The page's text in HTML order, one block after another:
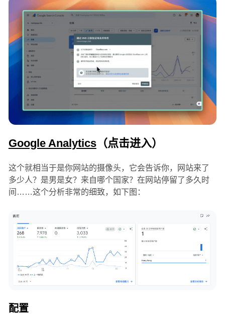
Google Analytics（点击进入）
这个就相当于是你网站的摄像头，它会告诉你，网站来了
多少人？是男是女？来自哪个国家？在网站停留了多久时
间……这个分析非常的细致，如下图：
配置